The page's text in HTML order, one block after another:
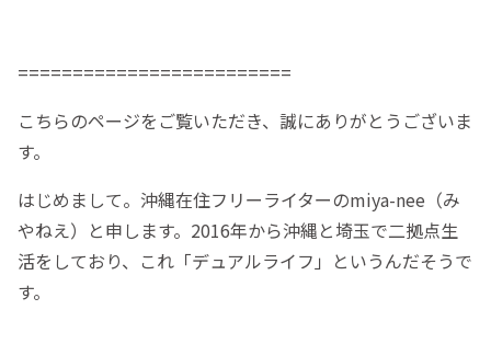
=========================
こちらのページをご覧いただき、誠にありがとうございま
す。
はじめまして。沖縄在住フリーライターのmiya-nee（み
やねえ）と申します。2016年から沖縄と埼玉で二拠点生
活をしており、これ「デュアルライフ」というんだそうで
す。